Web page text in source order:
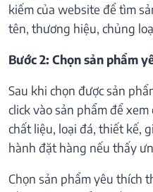
kiếm của website để tìm
tên, thương hiệu, chủng
Bước 2: Chọn sản phẩm
Sau khi chọn được sản
click vào sản phẩm để
chất liệu, loại đá, thiết kế,
hành đặt hàng nếu thấy
Chọn sản phẩm yêu thích